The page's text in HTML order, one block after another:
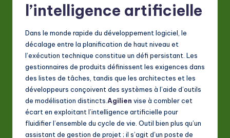
in
A
l’intelligence artificielle
Dans le monde rapide du développement logiciel, le
décalage entre la planification de haut niveau et
l’exécution technique constitue un défi persistant. Les
gestionnaires de produits définissent les exigences dans
des listes de tâches, tandis que les architectes et les
développeurs conçoivent des systèmes à l’aide d’outils
de modélisation distincts. Agilien vise à combler cet
écart en exploitant l’intelligence artificielle pour
fluidifier l’ensemble du cycle de vie. Outil bien plus qu’un
assistant de gestion de projet ; il s’agit d’un poste de